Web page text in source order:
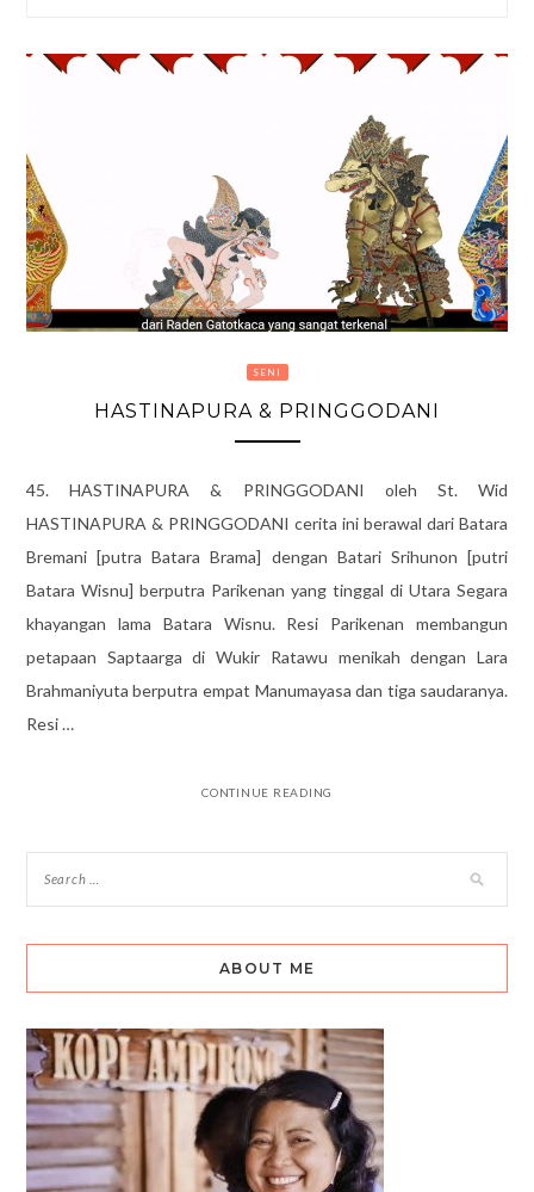
SENI
HASTINAPURA & PRINGGODANI
45. HASTINAPURA & PRINGGODANI oleh St. Wid
HASTINAPURA & PRINGGODANI cerita ini berawal dari Batara
Bremani [putra Batara Brama] dengan Batari Srihunon [putri
Batara Wisnu] berputra Parikenan yang tinggal di Utara Segara
khayangan lama Batara Wisnu. Resi Parikenan membangun
petapaan Saptaarga di Wukir Ratawu menikah dengan Lara
Brahmaniyuta berputra empat Manumayasa dan tiga saudaranya.
Resi …
CONTINUE READING
ABOUT ME